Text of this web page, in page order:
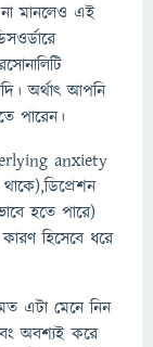
মানলেও এই
অর্থাৎ আপনি
পারেন।
anxiety
হতে পারে)
হিসেবে ধরে
এটা মেনে নিন
অবশ্যই করে